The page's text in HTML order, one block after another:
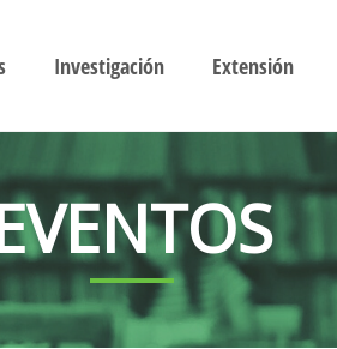
Investigación Extensión